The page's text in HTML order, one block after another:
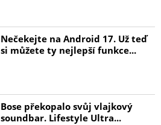
Nečekejte na Android 17. Už teď
si můžete ty nejlepší funkce...
Bose překopalo svůj vlajkový
soundbar. Lifestyle Ultra...